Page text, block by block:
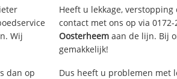
Wij
dan op
Heeft u lekkage,
contact met ons op via
Oosterheem aan de lijn. Bij
gemakkelijk!
Dus heeft u problemen met